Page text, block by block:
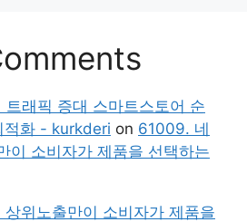
래픽 증대 스마트스토어 순
적화 - kurkderi on 61009. 네
이 소비자가 제품을 선택하는
위노출만이 소비자가 제품을